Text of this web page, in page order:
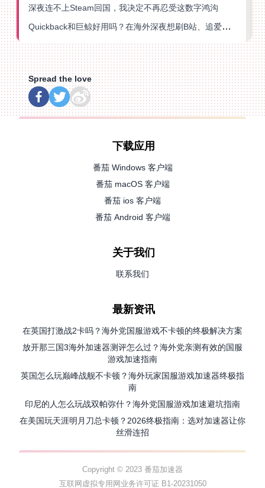
深夜连不上Steam回国，我决定不再忍受这数字鸿沟
Quickback和巨鲸好用吗？在海外深夜想刷B站、追爱奇艺的你，或许正需要这份答案
Spread the love
下载应用
番茄 Windows 客户端
番茄 macOS 客户端
番茄 ios 客户端
番茄 Android 客户端
关于我们
联系我们
最新资讯
在英国打激战2卡吗？海外党国服游戏不卡顿的终极解决方案
放开那三国3海外加速器测评怎么过？海外党亲测有效的国服
游戏加速指南
英国怎么玩巅峰战舰不卡顿？海外玩家国服游戏加速器终极指
南
印尼的人怎么玩战双帕弥什？海外党国服游戏加速避坑指南
在美国玩天涯明月刀总卡顿？2026终极指南：选对加速器让你
丝滑连招
Copyright © 2023 番茄加速器
互联网虚拟专用网业务许可证 B1-20231050